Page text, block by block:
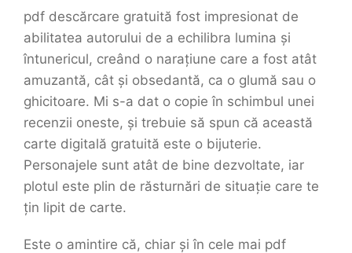
pdf descărcare gratuită fost impresionat de
abilitatea autorului de a echilibra lumina și
întunericul, creând o narațiune care a fost atât
amuzantă, cât și obsedantă, ca o glumă sau o
ghicitoare. Mi s-a dat o copie în schimbul unei
recenzii oneste, și trebuie să spun că această
carte digitală gratuită este o bijuterie.
Personajele sunt atât de bine dezvoltate, iar
plotul este plin de răsturnări de situație care te
țin lipit de carte.
Este o amintire că, chiar și în cele mai pdf